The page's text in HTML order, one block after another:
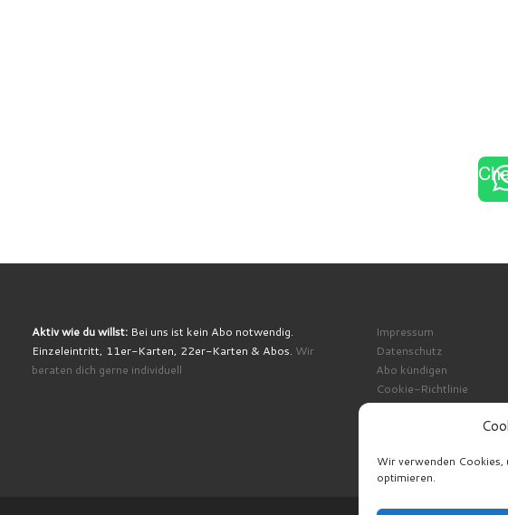
Wir verwenden Cookies,
optimieren.
Aktiv wie du willst: Bei uns ist kein Abo notwendig.
Einzeleintritt, 11er-Karten, 22er-Karten & Abos. Wir
beraten dich gerne individuell
Impressum
Datenschutz
Abo kündigen
Cookie-Richtlinie